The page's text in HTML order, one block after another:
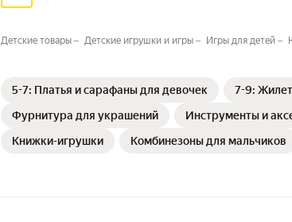
Детские товары Детские игрушки и игры Игры для детей
5-7: Платья и сарафаны для девочек 7-9:
Фурнитура для украшений
Инструменты и
Книжки-игрушки
Комбинезоны для мальчиков